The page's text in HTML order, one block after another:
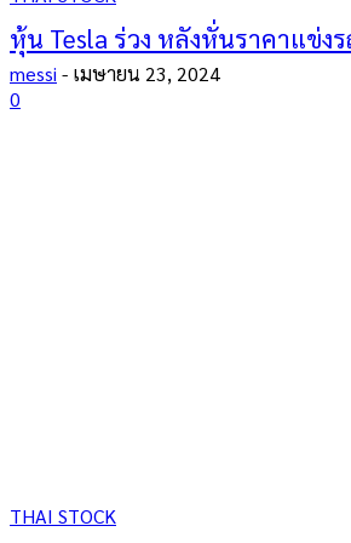
หุ้น Tesla ร่วง หลังหั่นราคาแข่ง
messi - เมษายน 23, 2024
0
THAI STOCK